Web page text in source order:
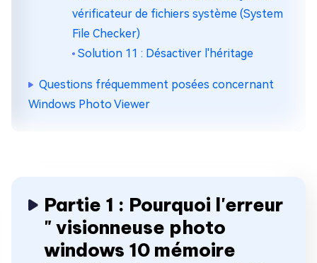
vérificateur de fichiers système (System
File Checker)
Solution 11 : Désactiver l'héritage
Questions fréquemment posées concernant
Windows Photo Viewer
Partie 1 : Pourquoi l'erreur
" visionneuse photo
windows 10 mémoire